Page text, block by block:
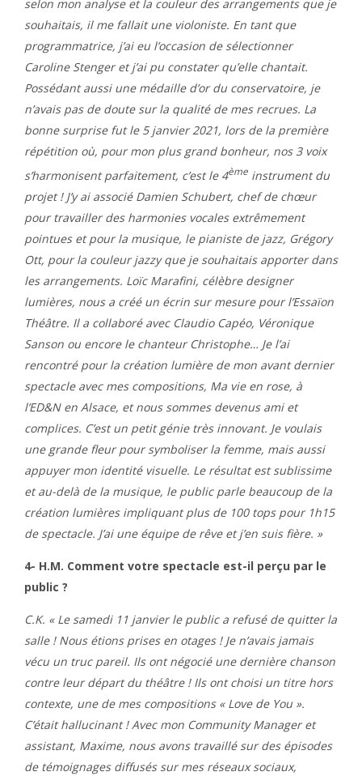
selon mon analyse et la couleur des arrangements que je
souhaitais, il me fallait une violoniste. En tant que
programmatrice, j’ai eu l’occasion de sélectionner
Caroline Stenger et j’ai pu constater qu’elle chantait.
Possédant aussi une médaille d’or du conservatoire, je
n’avais pas de doute sur la qualité de mes recrues. La
bonne surprise fut le 5 janvier 2021, lors de la première
répétition où, pour mon plus grand bonheur, nos 3 voix
s’harmonisent parfaitement, c’est le 4ème instrument du
projet ! J’y ai associé Damien Schubert, chef de chœur
pour travailler des harmonies vocales extrêmement
pointues et pour la musique, le pianiste de jazz, Grégory
Ott, pour la couleur jazzy que je souhaitais apporter dans
les arrangements. Loïc Marafini, célèbre designer
lumières, nous a créé un écrin sur mesure pour l’Essaïon
Théâtre. Il a collaboré avec Claudio Capéo, Véronique
Sanson ou encore le chanteur Christophe… Je l’ai
rencontré pour la création lumière de mon avant dernier
spectacle avec mes compositions, Ma vie en rose, à
l’ED&N en Alsace, et nous sommes devenus ami et
complices. C’est un petit génie très innovant. Je voulais
une grande fleur pour symboliser la femme, mais aussi
appuyer mon identité visuelle. Le résultat est sublissime
et au-delà de la musique, le public parle beaucoup de la
création lumières impliquant plus de 100 tops pour 1h15
de spectacle. J’ai une équipe de rêve et j’en suis fière. »
4- H.M. Comment votre spectacle est-il perçu par le
public ?
C.K. « Le samedi 11 janvier le public a refusé de quitter la
salle ! Nous étions prises en otages ! Je n’avais jamais
vécu un truc pareil. Ils ont négocié une dernière chanson
contre leur départ du théâtre ! Ils ont choisi un titre hors
contexte, une de mes compositions « Love de You ».
C’était hallucinant ! Avec mon Community Manager et
assistant, Maxime, nous avons travaillé sur des épisodes
de témoignages diffusés sur mes réseaux sociaux,